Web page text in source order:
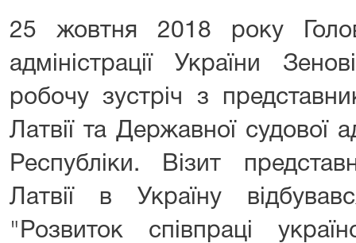
25 жовтня 2018 року
адміністрації України
робочу зустріч з
Латвії та Державної судової
Республіки. Візит
Латвії в Україну
"Розвиток співпраці